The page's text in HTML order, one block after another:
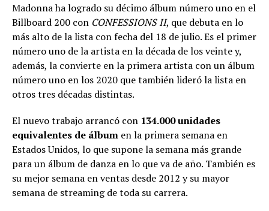
Madonna ha logrado su décimo álbum número uno en el
Billboard 200 con CONFESSIONS II, que debuta en lo
más alto de la lista con fecha del 18 de julio. Es el primer
número uno de la artista en la década de los veinte y,
además, la convierte en la primera artista con un álbum
número uno en los 2020 que también lideró la lista en
otros tres décadas distintas.
El nuevo trabajo arrancó con 134.000 unidades
equivalentes de álbum en la primera semana en
Estados Unidos, lo que supone la semana más grande
para un álbum de danza en lo que va de año. También es
su mejor semana en ventas desde 2012 y su mayor
semana de streaming de toda su carrera.